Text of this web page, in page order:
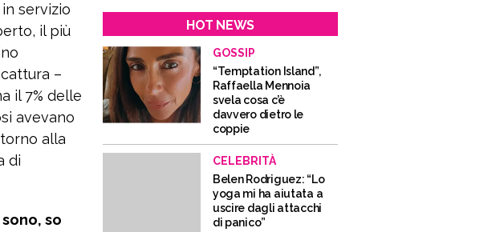
servizio
il più
–
il 7% delle
avevano
alla
di
so
HOT NEWS
GOSSIP
“Temptation Island”,
Raffaella Mennoia
svela cosa c’è
davvero dietro le
coppie
CELEBRITÀ
Belen Rodriguez: “Lo
yoga mi ha aiutata a
uscire dagli attacchi
di panico”